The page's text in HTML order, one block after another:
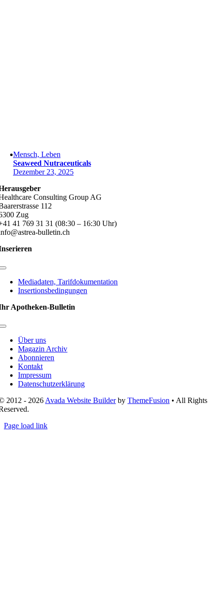
Mensch, Leben
Seaweed Nutraceuticals
Dezember 23, 2025
Consulting Group AG
112
Zug
41 769 31 31 (08:30 – 16:30 Uhr)
bulletin.ch
Toggle
NavigationMediadaten, Tarifdokumentation
Insertionsbedingungen
Apotheken-Bulletin
Toggle
NavigationÜber uns
Magazin Archiv
Abonnieren
Kontakt
Impressum
Datenschutzerklärung
2012 - 2026 Avada Website BuilderbyThemeFusion • All Rights
Page load link